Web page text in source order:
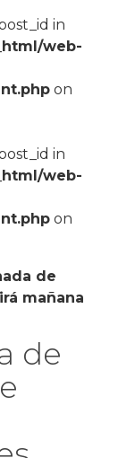
in
web-
on
in
web-
on
de
mañana
de